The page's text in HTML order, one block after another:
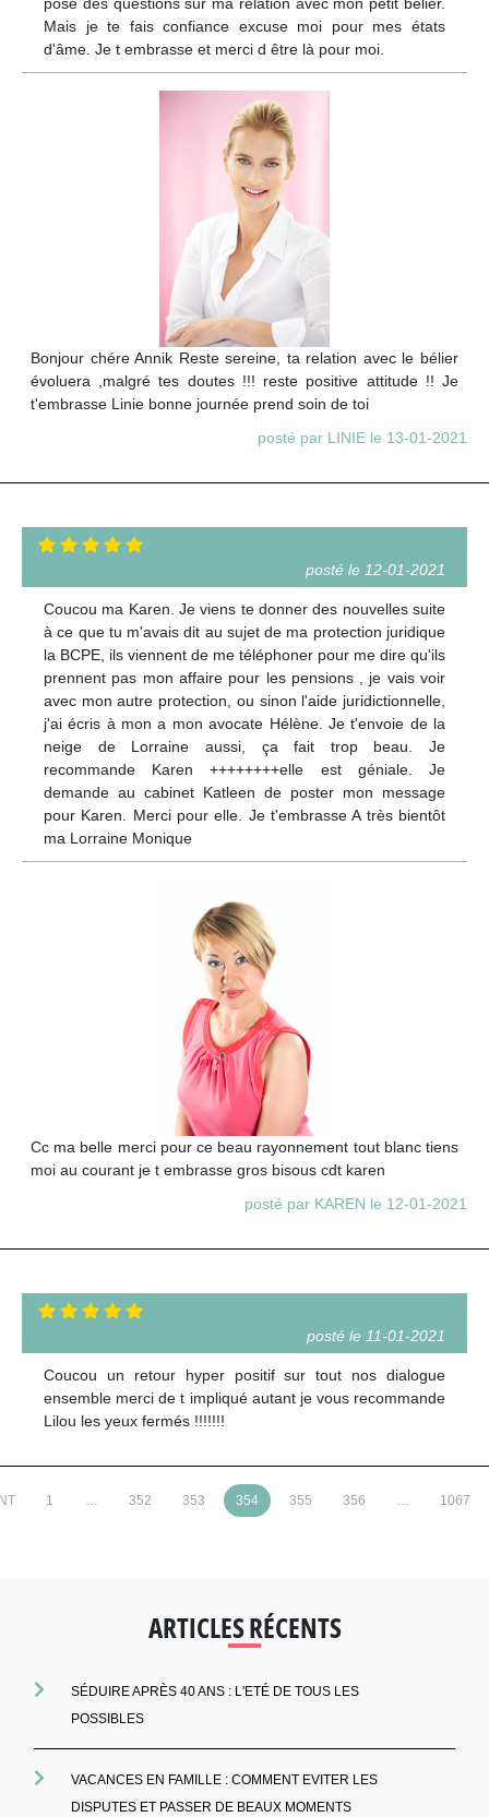
Mais je te fais confiance excuse moi pour mes états
d'âme. Je t embrasse et merci d être là pour moi.
Bonjour chére Annik Reste sereine, ta relation avec le bélier
évoluera ,malgré tes doutes !!! reste positive attitude !! Je
t'embrasse Linie bonne journée prend soin de toi
posté par LINIE le 13-01-2021
posté le 12-01-2021
Coucou ma Karen. Je viens te donner des nouvelles suite
à ce que tu m'avais dit au sujet de ma protection juridique
la BCPE, ils viennent de me téléphoner pour me dire qu'ils
prennent pas mon affaire pour les pensions , je vais voir
avec mon autre protection, ou sinon l'aide juridictionnelle,
j'ai écris à mon a mon avocate Hélène. Je t'envoie de la
neige de Lorraine aussi, ça fait trop beau. Je
recommande Karen ++++++++elle est géniale. Je
demande au cabinet Katleen de poster mon message
pour Karen. Merci pour elle. Je t'embrasse A très bientôt
ma Lorraine Monique
Cc ma belle merci pour ce beau rayonnement tout blanc tiens
moi au courant je t embrasse gros bisous cdt karen
posté par KAREN le 12-01-2021
posté le 11-01-2021
Coucou un retour hyper positif sur tout nos dialogue
ensemble merci de t impliqué autant je vous recommande
Lilou les yeux fermés !!!!!!!
1 … 352 353 354 355 356 … 1067
ARTICLES RÉCENTS
SÉDUIRE APRÈS 40 ANS : L'ETÉ DE TOUS LES
POSSIBLES
VACANCES EN FAMILLE : COMMENT EVITER LES
DISPUTES ET PASSER DE BEAUX MOMENTS